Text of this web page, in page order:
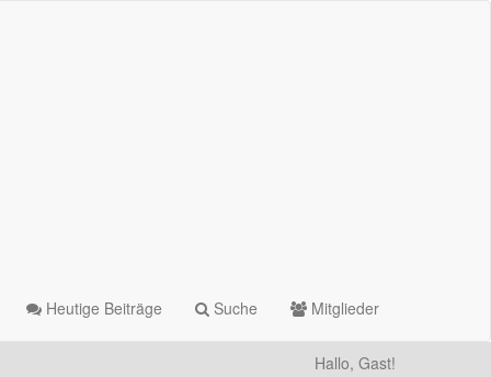
Heutige Beiträge Suche Mitglieder
Hallo, Gast!